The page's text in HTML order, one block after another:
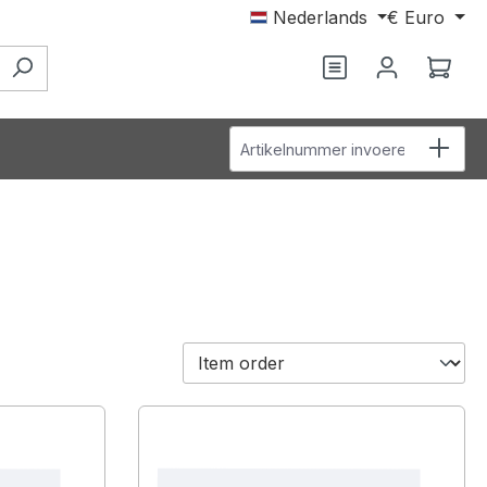
Nederlands € Euro
Je hebt 0 items
Artikelnummer invoeren